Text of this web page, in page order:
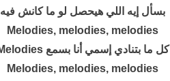
بسأل إيه اللي هيحصل لو ما كانش فيه
Melodies, melodies, melodies
كل ما بتنادي إسمي أنا بسمع ‫Melodies
Mеlodies, melodies, mеlodies